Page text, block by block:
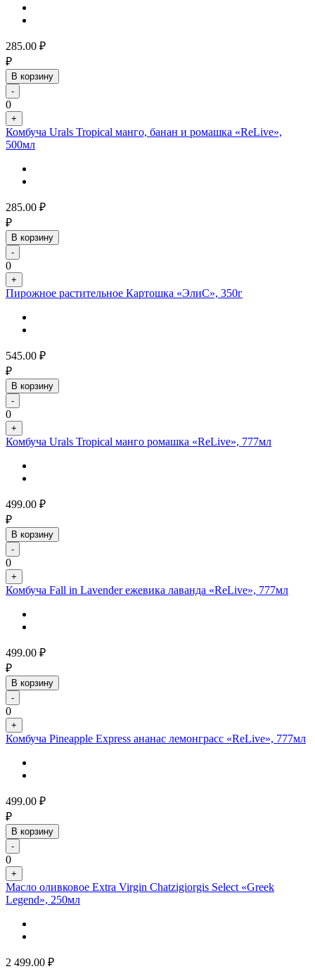
285.00 ₽
₽
В корзину
-
0
+
Комбуча Urals Tropical манго, банан и ромашка «ReLive»,
500мл
285.00 ₽
₽
В корзину
-
0
+
Пирожное растительное Картошка «ЭлиС», 350г
545.00 ₽
₽
В корзину
-
0
+
Комбуча Urals Tropical манго ромашка «ReLive», 777мл
499.00 ₽
₽
В корзину
-
0
+
Комбуча Fall in Lavender ежевика лаванда «ReLive», 777мл
499.00 ₽
₽
В корзину
-
0
+
Комбуча Pineapple Express ананас лемонграсс «ReLive», 777мл
499.00 ₽
₽
В корзину
-
0
+
Масло оливковое Extra Virgin Chatzigiorgis Select «Greek
Legend», 250мл
2 499.00 ₽